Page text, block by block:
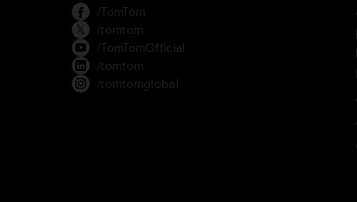
/TomTom
/tomtom
/TomTomOfficial
/tomtom
/tomtomglobal